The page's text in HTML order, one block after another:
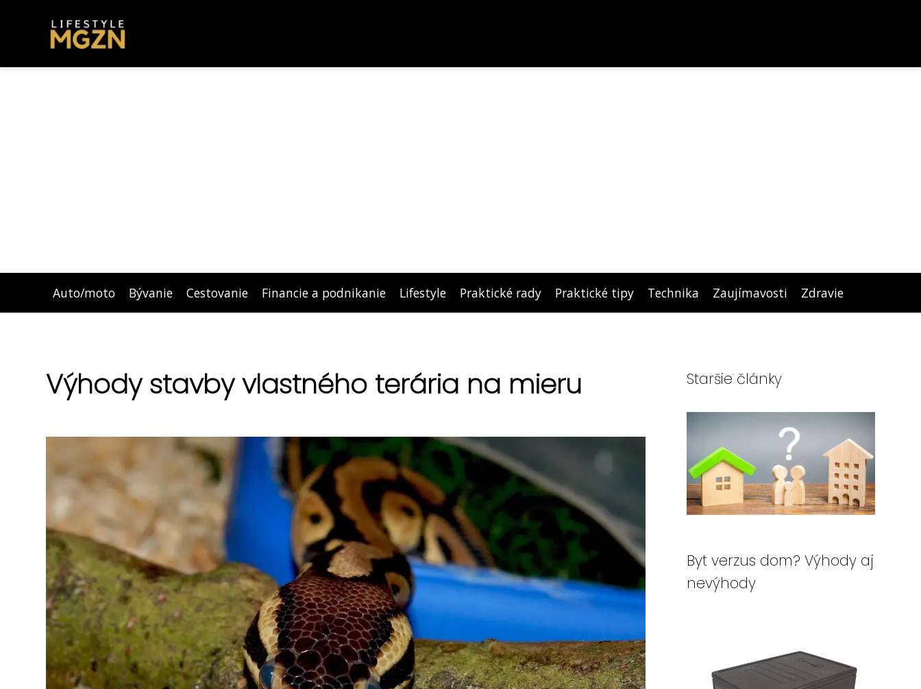
Auto/moto Bývanie Cestovanie Financie a podnikanie Lifestyle Praktické rady Praktické tipy Technika Zaujímavosti Zdravie
Výhody stavby vlastného terária na mieru Staršie články
Byt verzus dom? Výhody aj
nevýhody